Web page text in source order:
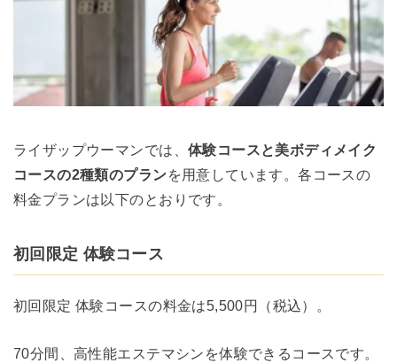
ライザップウーマンでは、 体験コースと美ボディメイク
コースの2種類のプランを用意しています。各コースの
料金プランは以下のとおりです。
初回限定 体験コース
初回限定 体験コースの料金は5,500円（税込）。
70分間、高性能エステマシンを体験できるコースです。